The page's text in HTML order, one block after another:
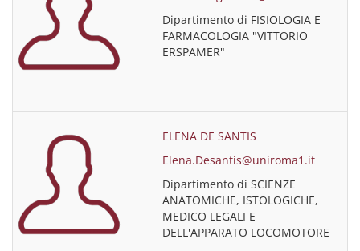
Dipartimento di FISIOLOGIA E
FARMACOLOGIA "VITTORIO
ERSPAMER"
ELENA DE SANTIS
Elena.Desantis@uniroma1.it
Dipartimento di SCIENZE
ANATOMICHE, ISTOLOGICHE,
MEDICO LEGALI E
DELL'APPARATO LOCOMOTORE